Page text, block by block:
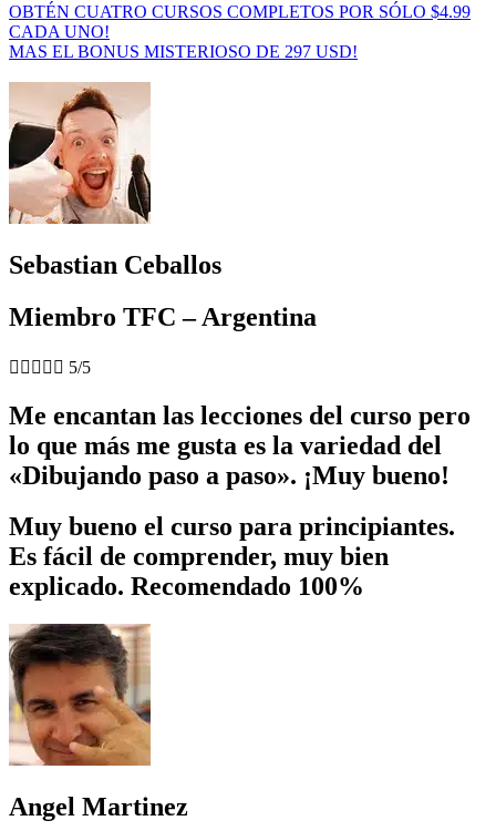
OBTÉN CUATRO CURSOS COMPLETOS POR SÓLO $4.99
CADA UNO!
MAS EL BONUS MISTERIOSO DE 297 USD!
Sebastian Ceballos
Miembro TFC – Argentina
     5/5
Me encantan las lecciones del curso pero
lo que más me gusta es la variedad del
«Dibujando paso a paso». ¡Muy bueno!
Muy bueno el curso para principiantes.
Es fácil de comprender, muy bien
explicado. Recomendado 100%
Angel Martinez